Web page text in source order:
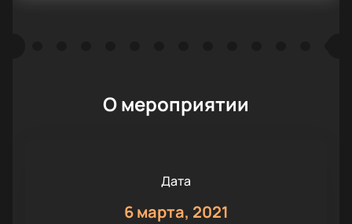
О мероприятии
Дата
6 марта, 2021